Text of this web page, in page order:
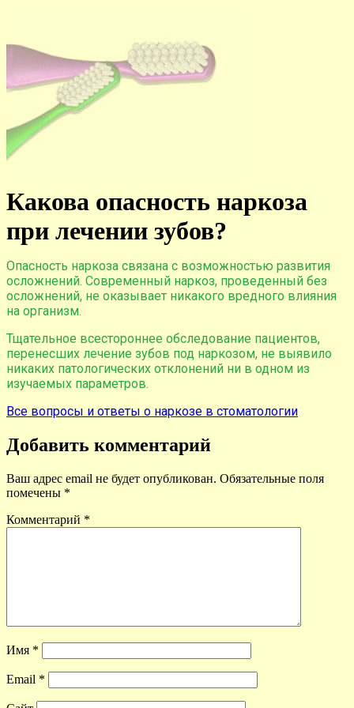
Какова опасность наркоза
при лечении зубов?
Опасность наркоза связана с возможностью развития
осложнений. Современный наркоз, проведенный без
осложнений, не оказывает никакого вредного влияния
на организм.
Тщательное всестороннее обследование пациентов,
перенесших лечение зубов под наркозом, не выявило
никаких патологических отклонений ни в одном из
изучаемых параметров.
Все вопросы и ответы о наркозе в стоматологии
Добавить комментарий
Ваш адрес email не будет опубликован. Обязательные поля
помечены *
Комментарий *
Имя *
Email *